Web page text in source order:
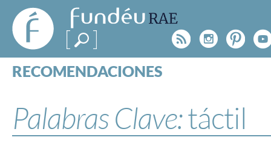
FundéuRAE
- Fundación
del Español
Urgente
Rss
RECOMENDACIONES
ESPECIALES
BLOG
Palabras Clave:táctil